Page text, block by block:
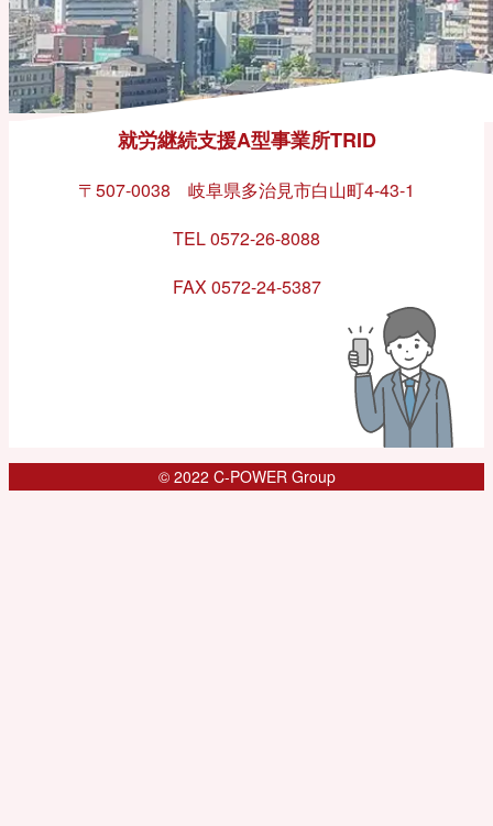
就労継続支援A型事業所TRID
〒507-0038 岐阜県多治見市白山町4-43-1
TEL 0572-26-8088
FAX 0572-24-5387
© 2022 C-POWER Group